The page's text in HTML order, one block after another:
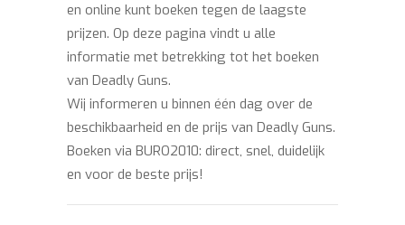
en online kunt boeken tegen de laagste
prijzen. Op deze pagina vindt u alle
informatie met betrekking tot het boeken
van Deadly Guns.
Wij informeren u binnen één dag over de
beschikbaarheid en de prijs van Deadly Guns.
Boeken via BURO2010: direct, snel, duidelijk
en voor de beste prijs!